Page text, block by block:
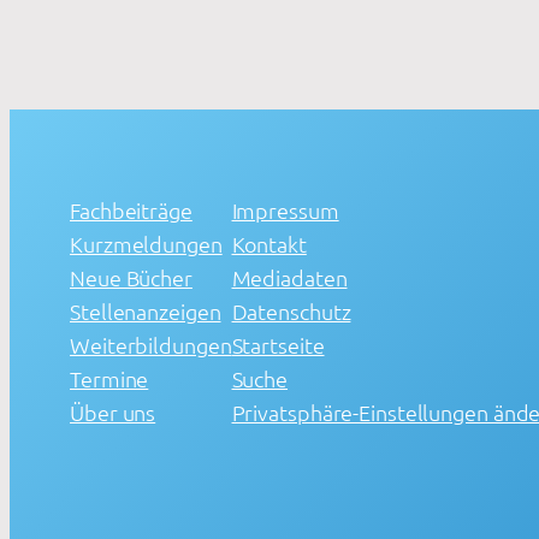
Fachbeiträge
Kurzmeldungen
Neue Bücher
Stellenanzeigen
Weiterbildungen
Termine
Über uns
Impressum
Kontakt
Mediadaten
Datenschutz
Startseite
Suche
Privatsphäre-Einstellungen